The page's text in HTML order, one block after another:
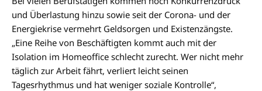
und Überlastung hinzu sowie seit der Corona- und der
Energiekrise vermehrt Geldsorgen und Existenzängste.
„Eine Reihe von Beschäftigten kommt auch mit der
Isolation im Homeoffice schlecht zurecht. Wer nicht mehr
täglich zur Arbeit fährt, verliert leicht seinen
Tagesrhythmus und hat weniger soziale Kontrolle“,